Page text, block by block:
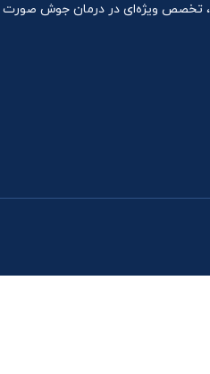
تخصص ویژه‌ای در درمان جوش صورت